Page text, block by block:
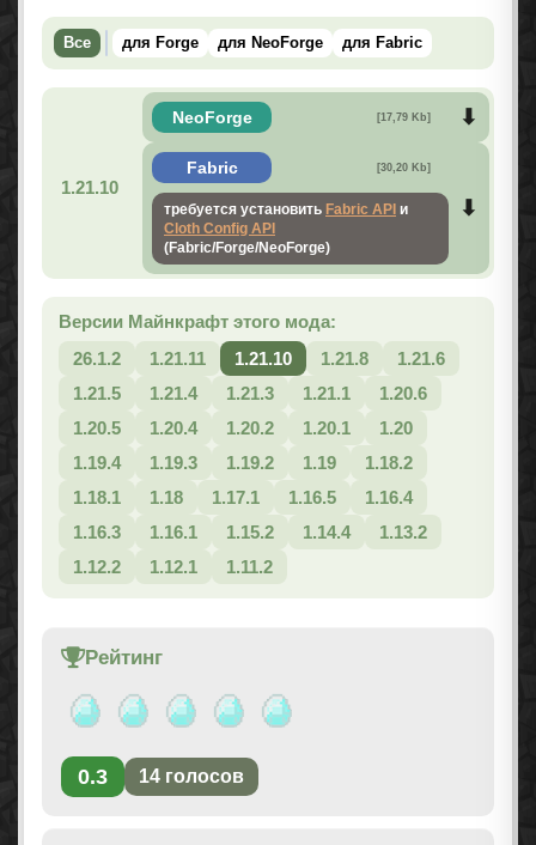
Все для Forge для NeoForge для Fabric
1.21.10
NeoForge [17,79 Kb]
Fabric [30,20 Kb]
требуется установить Fabric API и
Cloth Config API
(Fabric/Forge/NeoForge)
Версии Майнкрафт этого мода:
26.1.2
1.21.11 1.21.10 1.21.8
1.21.6
1.21.5
1.21.4 1.21.3 1.21.1
1.20.6
1.20.5
1.20.4 1.20.2 1.20.1
1.20
1.19.4
1.19.3 1.19.2 1.19
1.18.2
1.18.1
1.18 1.17.1 1.16.5
1.16.4
1.16.3
1.16.1 1.15.2 1.14.4
1.13.2
1.12.2
1.12.1 1.11.2
Рейтинг
0.3 14 голосов